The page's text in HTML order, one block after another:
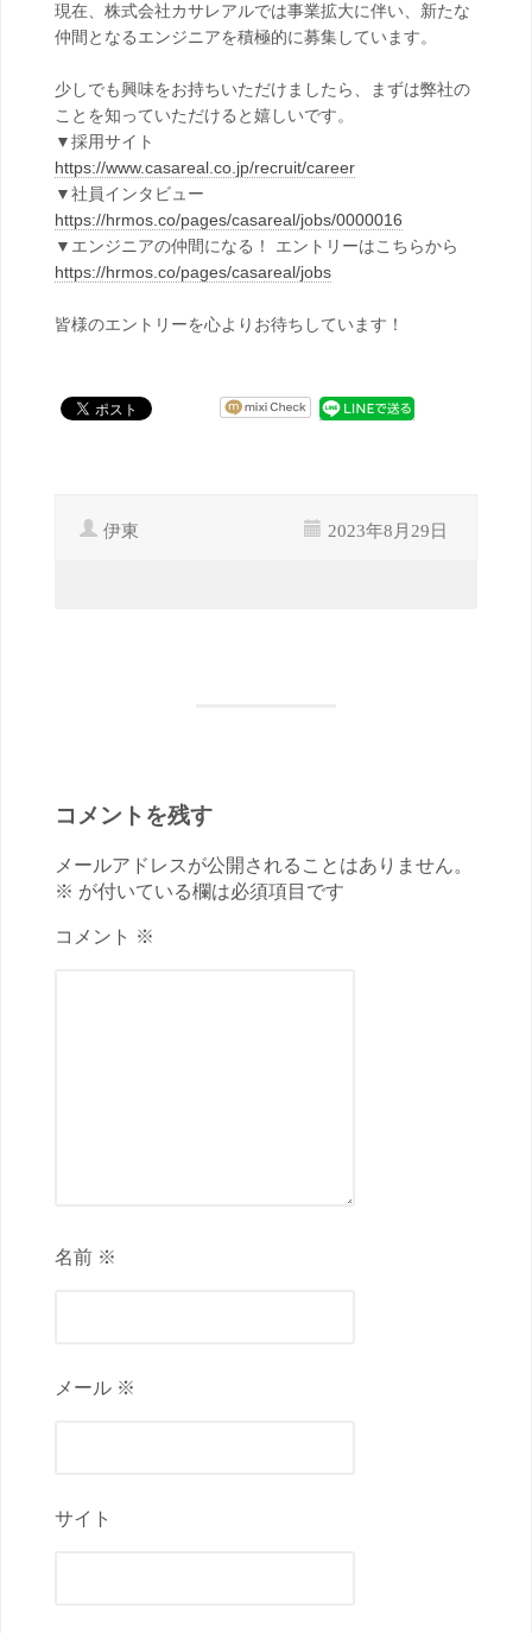
現在、株式会社カサレアルでは事業拡大に伴い、新たな
仲間となるエンジニアを積極的に募集しています。
少しでも興味をお持ちいただけましたら、まずは弊社の
ことを知っていただけると嬉しいです。
▼採用サイト
https://www.casareal.co.jp/recruit/career
▼社員インタビュー
https://hrmos.co/pages/casareal/jobs/0000016
▼エンジニアの仲間になる！ エントリーはこちらから
https://hrmos.co/pages/casareal/jobs
皆様のエントリーを心よりお待ちしています！
伊東 2023年8月29日
コメントを残す
メールアドレスが公開されることはありません。
※ が付いている欄は必須項目です
コメント ※
名前 ※
メール ※
サイト